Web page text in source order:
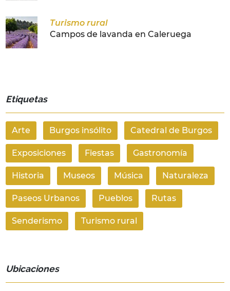
Turismo rural
Campos de lavanda en Caleruega
Etiquetas
Arte Burgos insólito Catedral de Burgos
Exposiciones Fiestas Gastronomía
Historia Museos Música Naturaleza
Paseos Urbanos Pueblos Rutas
Senderismo Turismo rural
Ubicaciones